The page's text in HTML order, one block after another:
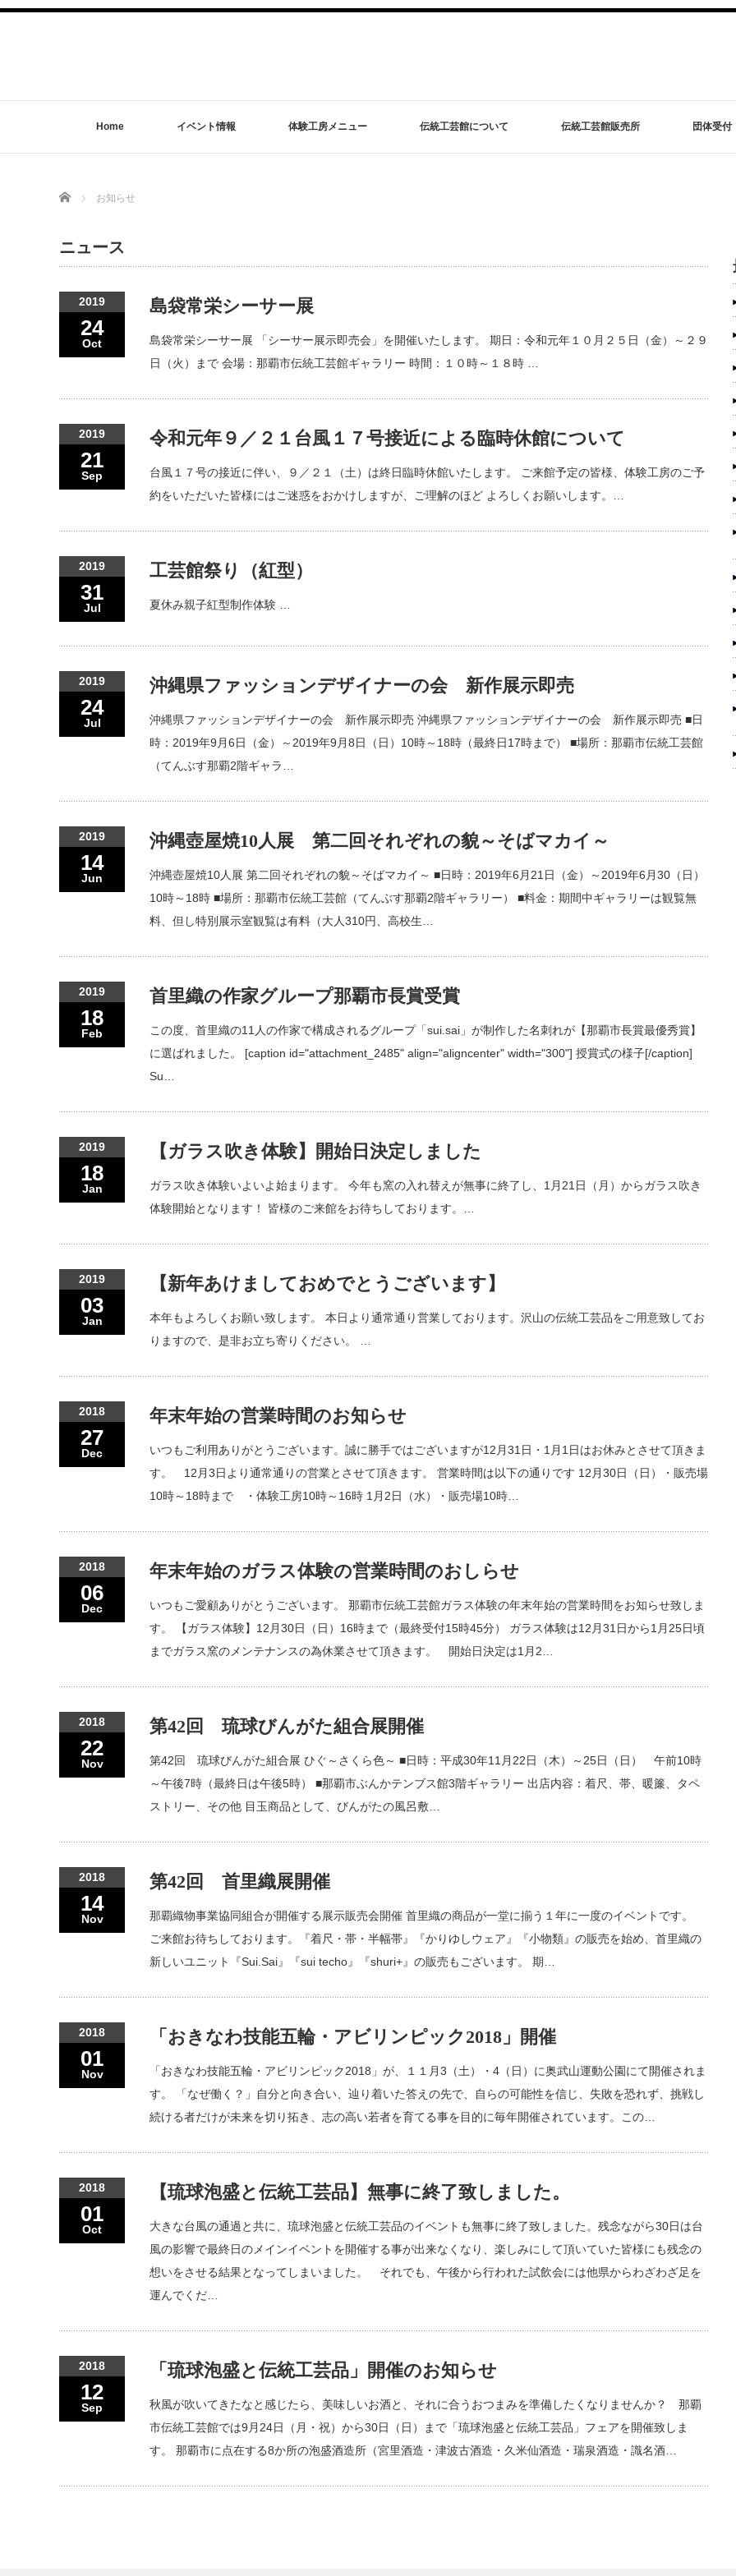
Home イベント情報 体験工房メニュー 伝統工芸館について 伝統工芸館販売所 団体受付
Home お知らせ
ニュース
2019
24
Oct
島袋常栄シーサー展
島袋常栄シーサー展 「シーサー展示即売会」を開催いたします。 期日：令和元年１０月２５日（金）～２９
日（火）まで 会場：那覇市伝統工芸館ギャラリー 時間：１０時～１８時 …
2019
21
Sep
令和元年９／２１台風１７号接近による臨時休館について
台風１７号の接近に伴い、９／２１（土）は終日臨時休館いたします。 ご来館予定の皆様、体験工房のご予
約をいただいた皆様にはご迷惑をおかけしますが、ご理解のほど よろしくお願いします。…
2019
31
Jul
工芸館祭り（紅型）
夏休み親子紅型制作体験 …
2019
24
Jul
沖縄県ファッションデザイナーの会 新作展示即売
沖縄県ファッションデザイナーの会 新作展示即売 沖縄県ファッションデザイナーの会 新作展示即売 ■日
時：2019年9月6日（金）～2019年9月8日（日）10時～18時（最終日17時まで） ■場所：那覇市伝統工芸館
（てんぶす那覇2階ギャラ…
2019
14
Jun
沖縄壺屋焼10人展 第二回それぞれの貌～そばマカイ～
沖縄壺屋焼10人展 第二回それぞれの貌～そばマカイ～ ■日時：2019年6月21日（金）～2019年6月30（日）
10時～18時 ■場所：那覇市伝統工芸館（てんぶす那覇2階ギャラリー） ■料金：期間中ギャラリーは観覧無
料、但し特別展示室観覧は有料（大人310円、高校生…
2019
18
Feb
首里織の作家グループ那覇市長賞受賞
この度、首里織の11人の作家で構成されるグループ「sui.sai」が制作した名刺れが【那覇市長賞最優秀賞】
に選ばれました。 [caption id="attachment_2485" align="aligncenter" width="300"] 授賞式の様子[/caption]
Su…
2019
18
Jan
【ガラス吹き体験】開始日決定しました
ガラス吹き体験いよいよ始まります。 今年も窯の入れ替えが無事に終了し、1月21日（月）からガラス吹き
体験開始となります！ 皆様のご来館をお待ちしております。…
2019
03
Jan
【新年あけましておめでとうございます】
本年もよろしくお願い致します。 本日より通常通り営業しております。沢山の伝統工芸品をご用意致してお
りますので、是非お立ち寄りください。 …
2018
27
Dec
年末年始の営業時間のお知らせ
いつもご利用ありがとうございます。誠に勝手ではございますが12月31日・1月1日はお休みとさせて頂きま
す。 12月3日より通常通りの営業とさせて頂きます。 営業時間は以下の通りです 12月30日（日）・販売場
10時～18時まで ・体験工房10時～16時 1月2日（水）・販売場10時…
2018
06
Dec
年末年始のガラス体験の営業時間のおしらせ
いつもご愛顧ありがとうございます。 那覇市伝統工芸館ガラス体験の年末年始の営業時間をお知らせ致しま
す。 【ガラス体験】12月30日（日）16時まで（最終受付15時45分） ガラス体験は12月31日から1月25日頃
までガラス窯のメンテナンスの為休業させて頂きます。 開始日決定は1月2…
2018
22
Nov
第42回 琉球びんがた組合展開催
第42回 琉球びんがた組合展 ひぐ～さくら色～ ■日時：平成30年11月22日（木）～25日（日） 午前10時
～午後7時（最終日は午後5時） ■那覇市ぶんかテンブス館3階ギャラリー 出店内容：着尺、帯、暖簾、タペ
ストリー、その他 目玉商品として、びんがたの風呂敷…
2018
14
Nov
第42回 首里織展開催
那覇織物事業協同組合が開催する展示販売会開催 首里織の商品が一堂に揃う１年に一度のイベントです。
ご来館お待ちしております。『着尺・帯・半幅帯』『かりゆしウェア』『小物類』の販売を始め、首里織の
新しいユニット『Sui.Sai』『sui techo』『shuri+』の販売もございます。 期…
2018
01
Nov
「おきなわ技能五輪・アビリンピック2018」開催
「おきなわ技能五輪・アビリンピック2018」が、１１月3（土）・4（日）に奥武山運動公園にて開催されま
す。 「なぜ働く？」自分と向き合い、辿り着いた答えの先で、自らの可能性を信じ、失敗を恐れず、挑戦し
続ける者だけが未来を切り拓き、志の高い若者を育てる事を目的に毎年開催されています。この…
2018
01
Oct
【琉球泡盛と伝統工芸品】無事に終了致しました。
大きな台風の通過と共に、琉球泡盛と伝統工芸品のイベントも無事に終了致しました。残念ながら30日は台
風の影響で最終日のメインイベントを開催する事が出来なくなり、楽しみにして頂いていた皆様にも残念の
想いをさせる結果となってしまいました。 それでも、午後から行われた試飲会には他県からわざわざ足を
運んでくだ…
2018
12
Sep
「琉球泡盛と伝統工芸品」開催のお知らせ
秋風が吹いてきたなと感じたら、美味しいお酒と、それに合うおつまみを準備したくなりませんか？ 那覇
市伝統工芸館では9月24日（月・祝）から30日（日）まで「琉球泡盛と伝統工芸品」フェアを開催致しま
す。 那覇市に点在する8か所の泡盛酒造所（宮里酒造・津波古酒造・久米仙酒造・瑞泉酒造・識名酒…